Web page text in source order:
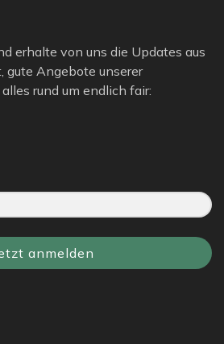
erhalte von uns die Updates aus
gute Angebote unserer
rund um endlich fair:
anmelden